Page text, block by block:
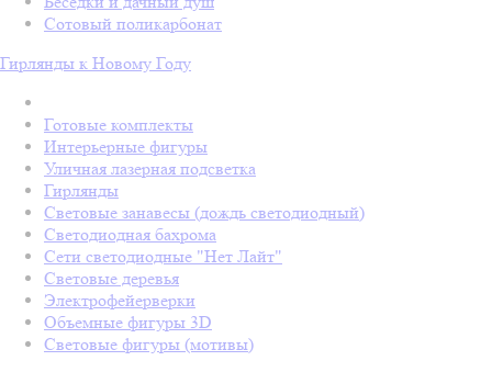
Сотовый поликарбонат
Гирлянды к Новому Году
Готовые комплекты
Интерьерные фигуры
Уличная лазерная подсветка
Гирлянды
Световые занавесы (дождь светодиодный)
Светодиодная бахрома
Сети светодиодные "Нет Лайт"
Световые деревья
Электрофейерверки
Объемные фигуры 3D
Световые фигуры (мотивы)